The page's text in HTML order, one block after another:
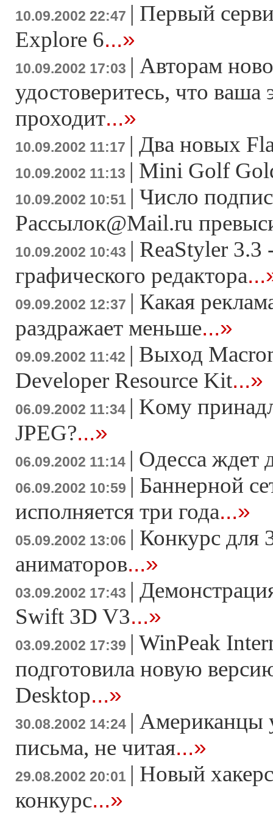
10.09.2002 22:47 | Первый
Explore 6...»
10.09.2002 17:03 | Авторам
удостоверитесь, что ваша
проходит...»
10.09.2002 11:17 | Два новых
10.09.2002 11:13 | Mini Golf
10.09.2002 10:51 | Число
Рассылок@Mail.ru
10.09.2002 10:43 | ReaStyler 3.3
графического редактора
09.09.2002 12:37 | Какая
раздражает меньше...»
09.09.2002 11:42 | Выход
Developer Resource Kit...»
06.09.2002 11:34 | Kому
JPEG?...»
06.09.2002 11:14 | Одесса ждет
06.09.2002 10:59 | Баннерной
исполняется три года...»
05.09.2002 13:06 | Конкурс для
аниматоров...»
03.09.2002 17:43 |
Swift 3D V3...»
03.09.2002 17:39 | WinPeak
подготовила новую
Desktop...»
30.08.2002 14:24 | Американцы
письма, не читая...»
29.08.2002 20:01 | Новый
конкурс...»